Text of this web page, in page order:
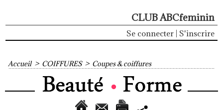
CLUB ABCfeminin
Se connecter S'inscrire
Accueil > COIFFURES > Coupes & coiffures